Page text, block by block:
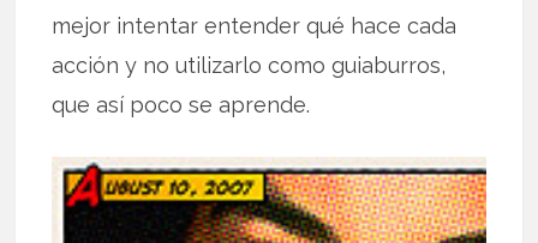
mejor intentar entender qué hace cada
acción y no utilizarlo como guiaburros,
que así poco se aprende.